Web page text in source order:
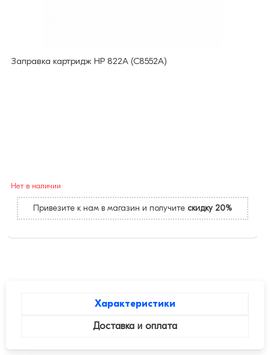
Заправка картридж HP 822A (C8552A)
Нет в наличии
Привезите к нам в магазин и получите скидку 20%
Характеристики
Доставка и оплата